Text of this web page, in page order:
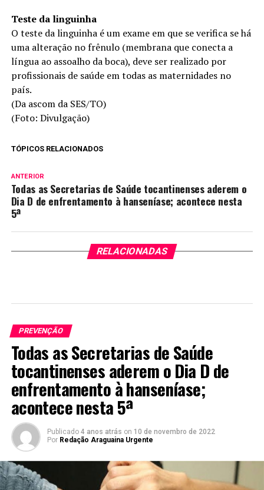
Teste da linguinha
O teste da linguinha é um exame em que se verifica se há
uma alteração no frênulo (membrana que conecta a
língua ao assoalho da boca), deve ser realizado por
profissionais de saúde em todas as maternidades no
país.
(Da ascom da SES/TO)
(Foto: Divulgação)
TÓPICOS RELACIONADOS
ANTERIOR
Todas as Secretarias de Saúde tocantinenses aderem o
Dia D de enfrentamento à hanseníase; acontece nesta
5ª
RELACIONADAS
PREVENÇÃO
Todas as Secretarias de Saúde
tocantinenses aderem o Dia D de
enfrentamento à hanseníase;
acontece nesta 5ª
Publicado 4 anos atrás on 10 de novembro de 2022
Por Redação Araguaina Urgente